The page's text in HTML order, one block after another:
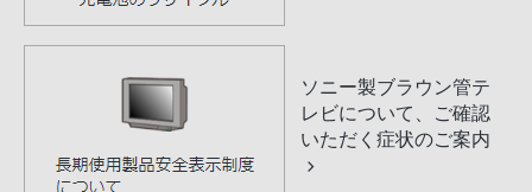
ソニー製ブラウン管テ
レビについて、ご確認
いただく症状のご案内